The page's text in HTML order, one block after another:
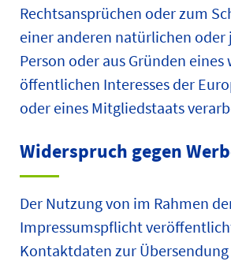
Rechtsansprüchen oder zum
einer anderen natürlichen oder
Person oder aus Gründen
öffentlichen Interesses der
oder eines Mitgliedstaats
Widerspruch gegen
Der Nutzung von im Rahmen
Impressumspflicht
Kontaktdaten zur